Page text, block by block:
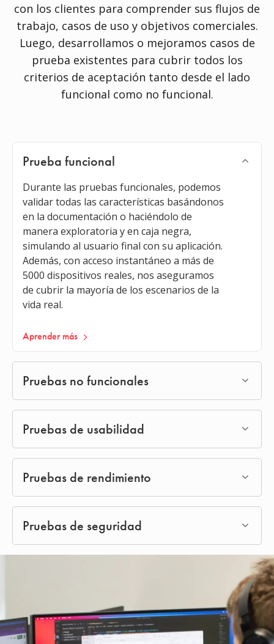
con los clientes para comprender sus flujos de
trabajo, casos de uso y objetivos comerciales.
Luego, desarrollamos o mejoramos casos de
prueba existentes para cubrir todos los
criterios de aceptación tanto desde el lado
funcional como no funcional.
Prueba funcional
Durante las pruebas funcionales, podemos
validar todas las características basándonos
en la documentación o haciéndolo de
manera exploratoria y en caja negra,
simulando al usuario final con su aplicación.
Además, con acceso instantáneo a más de
5000 dispositivos reales, nos aseguramos
de cubrir la mayoría de los escenarios de la
vida real.
Aprender más
Pruebas no funcionales
Pruebas de usabilidad
Pruebas de rendimiento
Pruebas de seguridad